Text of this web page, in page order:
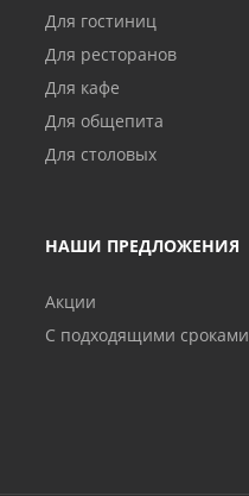
Для гостиниц
Для ресторанов
Для кафе
Для общепита
Для столовых
НАШИ ПРЕДЛОЖЕНИЯ
Акции
С подходящими сроками